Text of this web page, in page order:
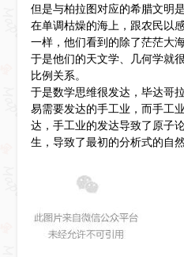
但是与柏拉图对应的希腊文明
在单调枯燥的海上，跟农民以
一样，他们看到的除了茫茫大
于是他们的天文学、几何学就
比例关系。
于是数学思维很发达，毕达哥
易需要发达的手工业，而手工
达，手工业的发达导致了原子
生，导致了最初的分析式的自